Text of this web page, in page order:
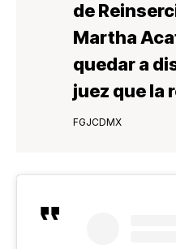
de
Martha
quedar a
juez que la
FGJCDMX